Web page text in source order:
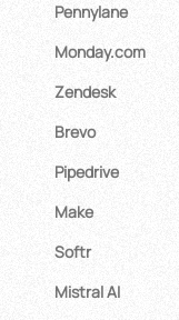
Pennylane
Monday.com
Zendesk
Brevo
Pipedrive
Make
Softr
Mistral AI